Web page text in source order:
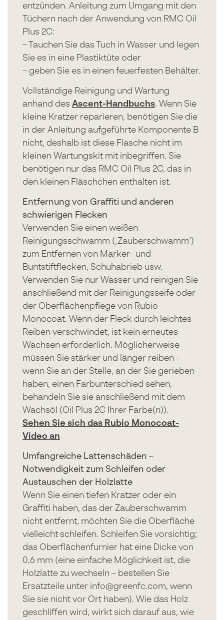
entzünden. Anleitung zum Umgang mit den
Tüchern nach der Anwendung von RMC Oil
Plus 2C:
– Tauchen Sie das Tuch in Wasser und legen
Sie es in eine Plastiktüte oder
– geben Sie es in einen feuerfesten Behälter.
Vollständige Reinigung und Wartung
anhand des Ascent-Handbuchs. Wenn Sie
kleine Kratzer reparieren, benötigen Sie die
in der Anleitung aufgeführte Komponente B
nicht, deshalb ist diese Flasche nicht im
kleinen Wartungskit mit inbegriffen. Sie
benötigen nur das RMC Oil Plus 2C, das in
den kleinen Fläschchen enthalten ist.
Entfernung von Graffiti und anderen
schwierigen Flecken
Verwenden Sie einen weißen
Reinigungsschwamm (‚Zauberschwamm‘)
zum Entfernen von Marker- und
Buntstiftflecken, Schuhabrieb usw.
Verwenden Sie nur Wasser und reinigen Sie
anschließend mit der Reinigungsseife oder
der Oberflächenpflege von Rubio
Monocoat. Wenn der Fleck durch leichtes
Reiben verschwindet, ist kein erneutes
Wachsen erforderlich. Möglicherweise
müssen Sie stärker und länger reiben –
wenn Sie an der Stelle, an der Sie gerieben
haben, einen Farbunterschied sehen,
behandeln Sie sie anschließend mit dem
Wachsöl (Oil Plus 2C Ihrer Farbe(n)).
Sehen Sie sich das Rubio Monocoat-
Video an
Umfangreiche Lattenschäden –
Notwendigkeit zum Schleifen oder
Austauschen der Holzlatte
Wenn Sie einen tiefen Kratzer oder ein
Graffiti haben, das der Zauberschwamm
nicht entfernt, möchten Sie die Oberfläche
vielleicht schleifen. Schleifen Sie vorsichtig;
das Oberflächenfurnier hat eine Dicke von
0,6 mm (eine einfache Möglichkeit ist, die
Holzlatte zu wechseln – bestellen Sie
Ersatzteile unter info@greenfc.com, wenn
Sie sie nicht vor Ort haben). Wie das Holz
geschliffen wird, wirkt sich darauf aus, wie